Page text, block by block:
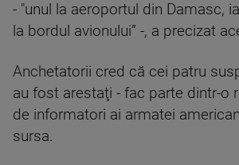
- "unul la aeroportul din Damasc,
la bordul avionului” -, a precizat
Anchetatorii cred că cei patru
au fost arestaţi - fac parte dintr-o
de informatori ai armatei
sursa.